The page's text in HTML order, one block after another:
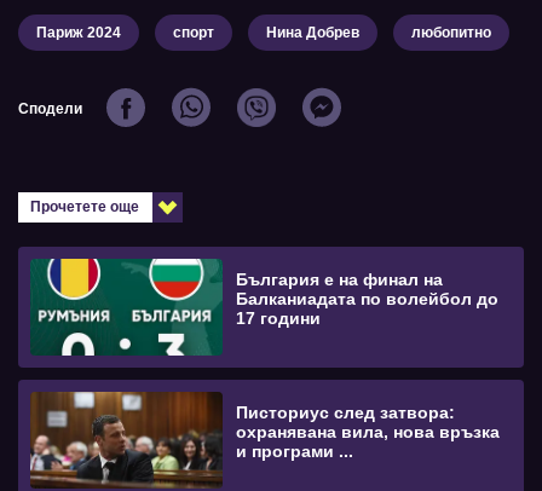
Париж 2024 спорт Нина Добрев любопитно
Сподели
Прочетете още
България е на финал на
Балканиадата по волейбол до
17 години
Писториус след затвора:
охранявана вила, нова връзка
и програми ...